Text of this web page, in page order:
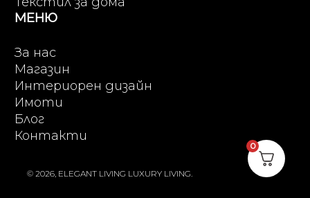
МЕНЮ
За нас
Магазин
Интериорен дизайн
Имоти
Блог
Контакти
© 2026, ELEGANT LIVING LUXURY LIVING.
0